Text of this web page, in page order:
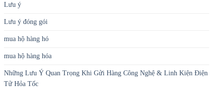
Lưu ý
Lưu ý đóng gói
mua hộ hàng hó
mua hộ hàng hóa
Những Lưu Ý Quan Trọng Khi Gửi Hàng Công Nghệ & Linh Kiện Điện
Tử Hỏa Tốc